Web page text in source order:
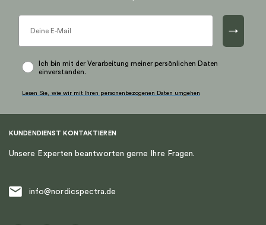
→
Ich bin mit der Verarbeitung meiner persönlichen Daten
einverstanden.
Lesen Sie, wie wir mit Ihren personenbezogenen Daten umgehen
KUNDENDIENST KONTAKTIEREN
Unsere Experten beantworten gerne Ihre Fragen.
info@nordicspectra.de